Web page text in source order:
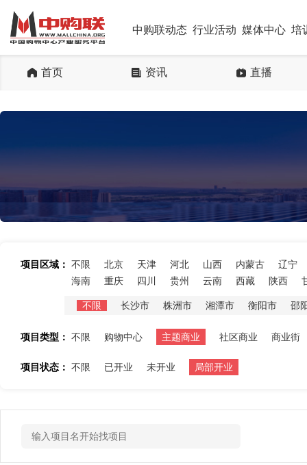
中购联动态 行业活动 媒体中心 培
首页 资讯 直播
项目区域： 不限 北京 天津 河北 山西 内蒙古
辽宁
海南
重庆 四川 贵州 云南 西藏 陕西
不限 长沙市 株洲市 湘潭市 衡阳市 邵
项目类型： 不限 购物中心 主题商业 社区商业 商业街
项目状态： 不限 已开业 未开业 局部开业